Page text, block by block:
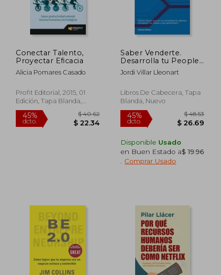
dcto. $ 37.53 dcto. $
Conectar Talento,
Proyectar Eficacia
Alicia Pomares Casado
Profit Editorial, 2015, 01
Edición, Tapa Blanda,
Nuevo
Saber Venderte.
Desarrolla tu People
Agility: Cómo Hacer
que en tu Empresa te
Ideas y¡ Te Asciendan!
Jordi Villar Lleonart
Libros De Cabecera, Tapa
Blanda, Nuevo
Disponible Usado
en Buen Estado a$ 19.96
Comprar Usado